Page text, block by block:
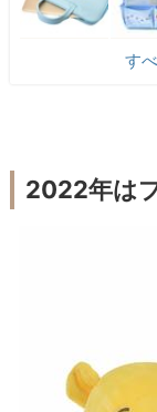
す
2022年は